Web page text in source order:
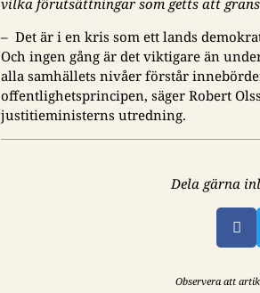
– Det är i en kris som ett lands
Och ingen gång är det viktigare än
alla samhällets nivåer förstår
offentlighetsprincipen, säger Robert
justitieministerns utredning.
Dela gärna

Observera att